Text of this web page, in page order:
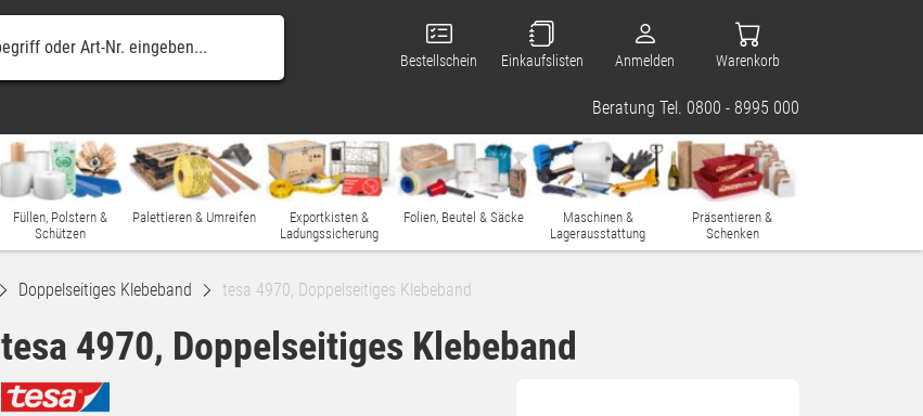
Bestellschein Einkaufslisten Anmelden Warenkorb
Beratung Tel. 0800 - 8995 000
Füllen, Polstern &
Schützen
Palettieren & Umreifen
Exportkisten &
Ladungssicherung
Folien, Beutel & Säcke
Maschinen &
Lagerausstattung
Präsentieren &
Schenken
Doppelseitiges Klebeband tesa 4970, Doppelseitiges Klebeband
tesa 4970, Doppelseitiges Klebeband